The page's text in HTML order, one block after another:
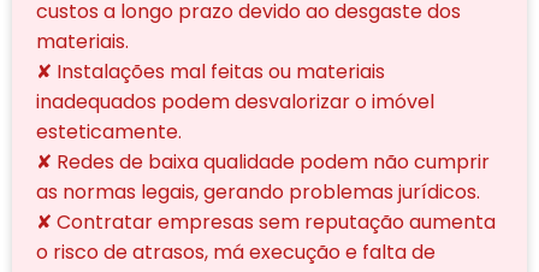
custos a longo prazo devido ao desgaste dos
materiais.
✘ Instalações mal feitas ou materiais
inadequados podem desvalorizar o imóvel
esteticamente.
✘ Redes de baixa qualidade podem não cumprir
as normas legais, gerando problemas jurídicos.
✘ Contratar empresas sem reputação aumenta
o risco de atrasos, má execução e falta de